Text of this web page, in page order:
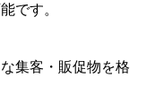
です。
集客・販促物を格